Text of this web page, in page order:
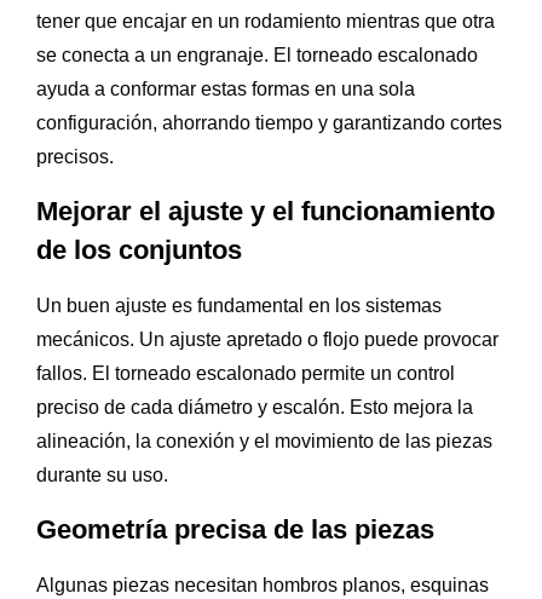
tener que encajar en un rodamiento mientras que otra
se conecta a un engranaje. El torneado escalonado
ayuda a conformar estas formas en una sola
configuración, ahorrando tiempo y garantizando cortes
precisos.
Mejorar el ajuste y el funcionamiento
de los conjuntos
Un buen ajuste es fundamental en los sistemas
mecánicos. Un ajuste apretado o flojo puede provocar
fallos. El torneado escalonado permite un control
preciso de cada diámetro y escalón. Esto mejora la
alineación, la conexión y el movimiento de las piezas
durante su uso.
Geometría precisa de las piezas
Algunas piezas necesitan hombros planos, esquinas